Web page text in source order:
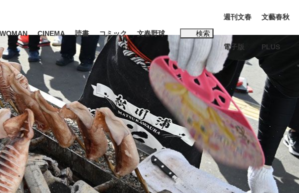
ビジネス インタビュー 読書
シアの投資の桁は一つ多くてもいい」時価総額が一時トヨタ超え...
日本生まれのK-POPアイドルたち
WOMAN CINEMA 読書 コミック 文春野球 検索
力
#城彰二 #内田有紀
#松田聖子
週刊文春
電子版
文藝春秋
PLUS